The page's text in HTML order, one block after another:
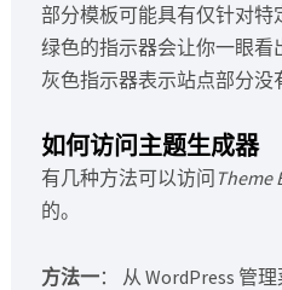
部分模板可能具有仅针对
绿色的指示器会让你一眼看
灰色指示器表示站点部分没
如何访问主题生成器
有几种方法可以访问 Theme
的。
方法一： 从 WordPress 管